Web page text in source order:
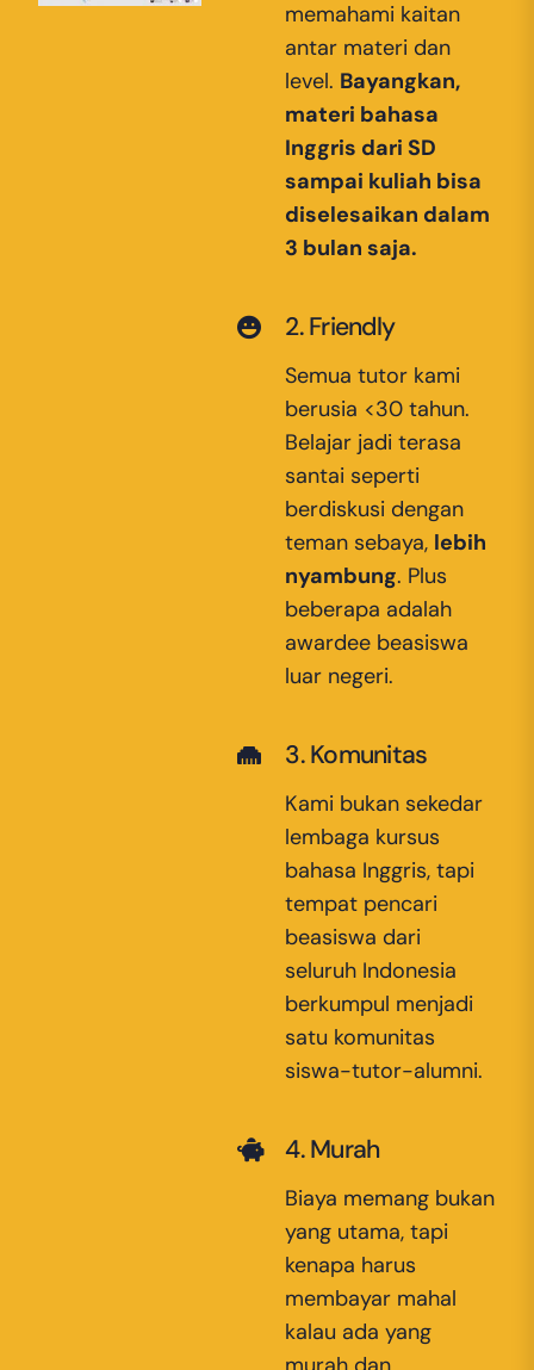
memahami kaitan
antar materi dan
level. Bayangkan,
materi bahasa
Inggris dari SD
sampai kuliah bisa
diselesaikan dalam
3 bulan saja.
2. Friendly
Semua tutor kami
berusia <30 tahun.
Belajar jadi terasa
santai seperti
berdiskusi dengan
teman sebaya, lebih
nyambung. Plus
beberapa adalah
awardee beasiswa
luar negeri.
3. Komunitas
Kami bukan sekedar
lembaga kursus
bahasa Inggris, tapi
tempat pencari
beasiswa dari
seluruh Indonesia
berkumpul menjadi
satu komunitas
siswa-tutor-alumni.
4. Murah
Biaya memang bukan
yang utama, tapi
kenapa harus
membayar mahal
kalau ada yang